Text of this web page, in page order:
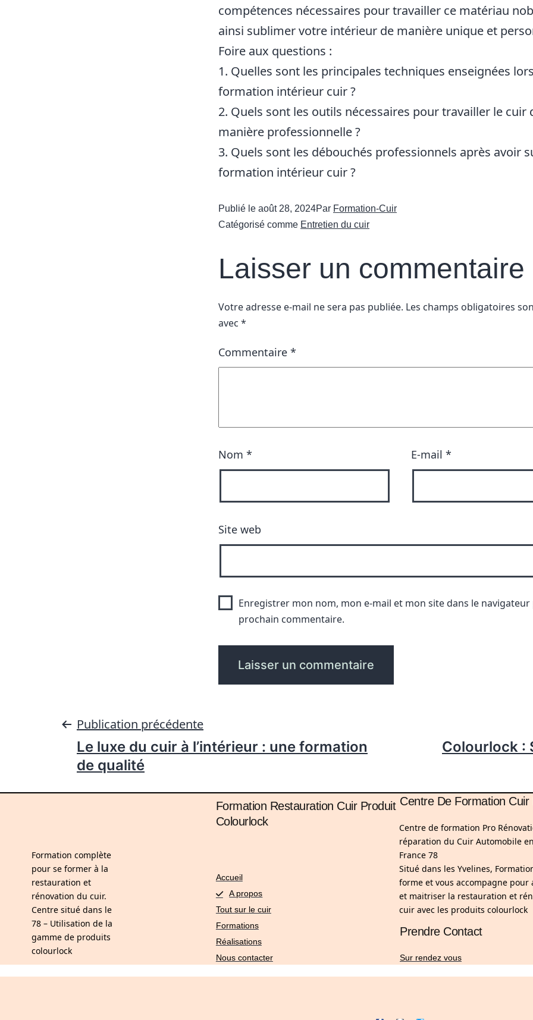
compétences nécessaires pour travailler ce matériau
ainsi sublimer votre intérieur de manière unique et
Foire aux questions :
1. Quelles sont les principales techniques enseignées
formation intérieur cuir ?
2. Quels sont les outils nécessaires pour travailler le cuir
manière professionnelle ?
3. Quels sont les débouchés professionnels après avoir
formation intérieur cuir ?
Publié le août 28, 2024Par Formation-Cuir
Catégorisé comme Entretien du cuir
Laisser un commentaire
Votre adresse e-mail ne sera pas publiée. Les champs obligatoires
avec *
Commentaire *
Nom * E-mail *
Site web
Enregistrer mon nom, mon e-mail et mon site dans le
prochain commentaire.
Publication précédente
Le luxe du cuir à l’intérieur : une formation
de qualité
Colourlock :
Formation complète
pour se former à la
restauration et
rénovation du cuir.
Centre situé dans le
78 – Utilisation de la
gamme de produits
colourlock
Formation Restauration Cuir Produit
Colourlock
Accueil
A propos
Tout sur le cuir
Formations
Réalisations
Nous contacter
Centre De Formation Cuir
Centre de formation Pro
réparation du Cuir Automobile
France 78
Situé dans les Yvelines,
forme et vous accompagne pour
et maitriser la restauration et
cuir avec les produits colourlock
Prendre Contact
Sur rendez vous